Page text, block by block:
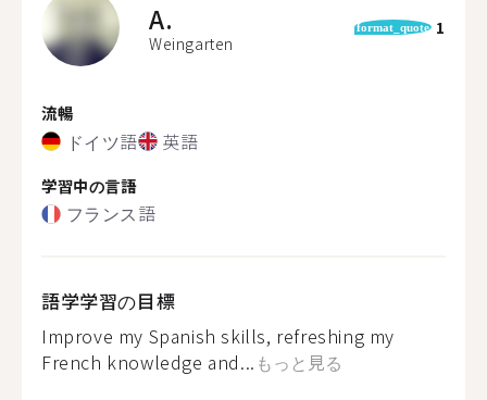
A.
Weingarten
format_quote 1
流暢
ドイツ語 英語
学習中の言語
フランス語
語学学習の目標
Improve my Spanish skills, refreshing my
French knowledge and... もっと見る